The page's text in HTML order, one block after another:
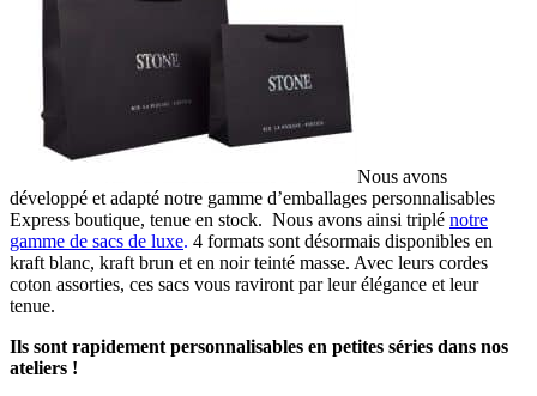
Nous avons
développé et adapté notre gamme d’emballages personnalisables
Express boutique, tenue en stock. Nous avons ainsi triplé notre
gamme de sacs de luxe. 4 formats sont désormais disponibles en
kraft blanc, kraft brun et en noir teinté masse. Avec leurs cordes
coton assorties, ces sacs vous raviront par leur élégance et leur
tenue.
Ils sont rapidement personnalisables en petites séries dans nos
ateliers !